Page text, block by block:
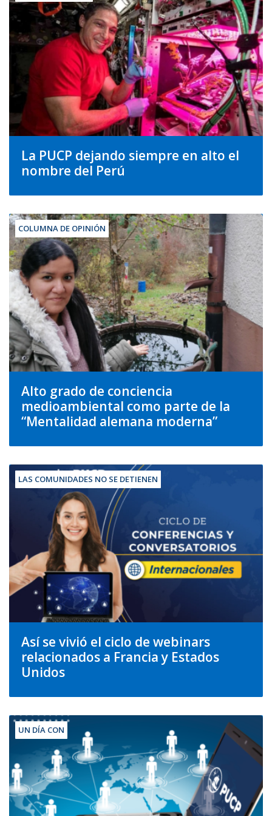
La PUCP dejando siempre en alto el
nombre del Perú
COLUMNA DE OPINIÓN
Alto grado de conciencia
medioambiental como parte de la
“Mentalidad alemana moderna”
LAS COMUNIDADES NO SE DETIENEN
Así se vivió el ciclo de webinars
relacionados a Francia y Estados
Unidos
UN DÍA CON